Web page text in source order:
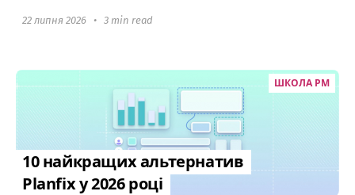
22 липня 2026 • 3 min read
ШКОЛА PM
10 найкращих альтернатив
Planfix у 2026 році